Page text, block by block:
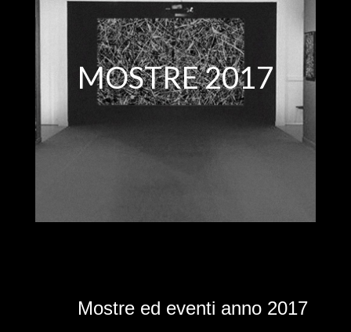
MOSTRE 2017
Mostre ed eventi anno 2017